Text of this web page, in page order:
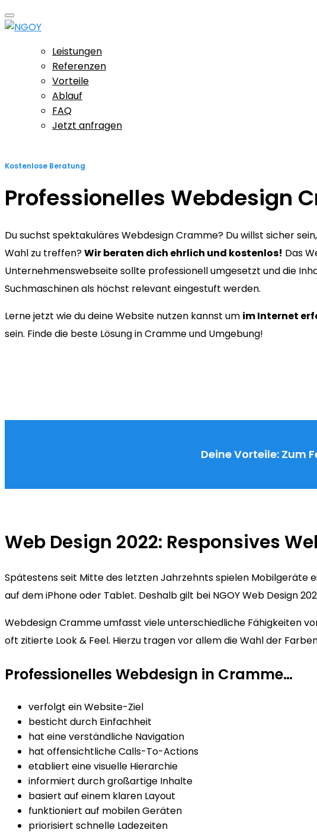
Leistungen
Referenzen
Vorteile
Ablauf
FAQ
Jetzt anfragen
Kostenlose Beratung
Professionelles Webdesign
Du suchst spektakuläres Webdesign Cramme? Du willst sicher
Wahl zu treffen?Wir beraten dich ehrlich und kostenlos! Das
Unternehmenswebseite sollte professionell umgesetzt und die
Suchmaschinen als höchst relevant eingestuft werden.
Lerne jetzt wie du deine Website nutzen kannst um im Internet
sein. Finde die beste Lösung in Cramme und Umgebung!
Deine Vorteile: Zum
Web Design 2022: Responsives
Spätestens seit Mitte des letzten Jahrzehnts spielen Mobilgeräte
auf dem iPhone oder Tablet. Deshalb gilt bei NGOY Web Design
Webdesign Cramme umfasst viele unterschiedliche Fähigkeiten
oft zitierte Look & Feel. Hierzu tragen vor allem die Wahl der
Professionelles Webdesign in Cramme…
verfolgt ein Website-Ziel
besticht durch Einfachheit
hat eine verständliche Navigation
hat offensichtliche Calls-To-Actions
etabliert eine visuelle Hierarchie
informiert durch großartige Inhalte
basiert auf einem klaren Layout
funktioniert auf mobilen Geräten
priorisiert schnelle Ladezeiten